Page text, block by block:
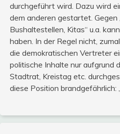
durchgeführt wird. Dazu wird
dem anderen gestartet. Gegen
Bushaltestellen, Kitas“ u.a.
haben. In der Regel nicht,
die demokratischen Vertreter
politische Inhalte nur aufgrund
Stadtrat, Kreistag etc.
diese Position brandgefährlich: